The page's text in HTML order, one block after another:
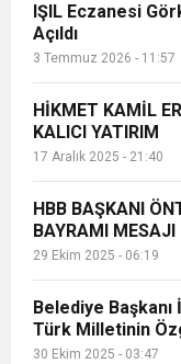
18:22
GÖNÜLLERE
IŞIL Eczanesi
Açıldı
3 Temmuz 2026 - 11:57
HİKMET KAMİL
KALICI YATIRIM
17 Aralık 2025 - 21:40
HBB BAŞKANI
BAYRAMI MESAJI
29 Ekim 2025 - 06:19
Belediye
Türk Milletinin
30 Ekim 2025 - 03:47